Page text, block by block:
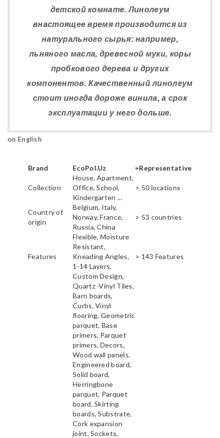
детской комнате. Линолеум
внастоящее время производится из
натурального сырья: например,
льняного масла, древесной муки, коры
пробкового дерева и других
компонентов. Качественный линолеум
стоит иногда дороже винила, а срок
эксплуатации у него дольше.
on English
Brand EcoPol.Uz =Representative
Collection
House, Apartment,
Office, School,
Kindergarten ...
> 50 locations
Country of
origin
Belgium, Italy,
Norway, France,
Russia, China
> 53 countries
Features
Flexible, Moisture
Resistant,
Kneading Angles,
1-14 Layers,
Custom Design,
> 143 Features
Quartz -Vinyl Tiles,
Barn boards,
Curbs, Vinyl
flooring, Geometric
parquet, Base
primers, Parquet
primers, Decors,
Wood wall panels,
Engineered board,
Solid board,
Herringbone
parquet, Parquet
board, Skirting
boards, Substrate,
Cork expansion
joint, Sockets,